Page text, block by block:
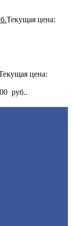
Текущая цена:
цена:
руб..